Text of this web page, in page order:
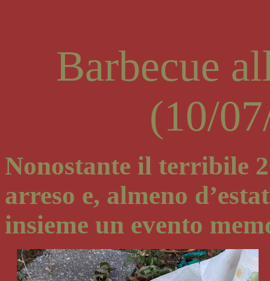
Barbecue
(10/
Nonostante il terribile
arreso e, almeno
insieme un evento